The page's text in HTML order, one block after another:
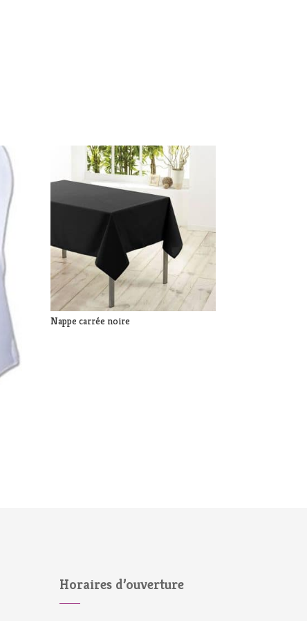
Nappe carrée noire
Horaires d’ouverture